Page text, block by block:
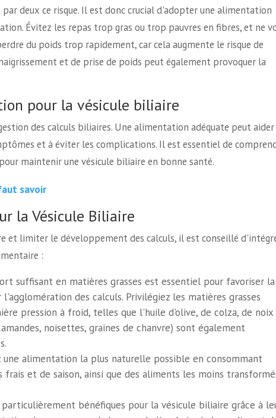
deux ce risque. Il est donc crucial d'adopter une alimentation
Évitez les repas trop gras ou trop pauvres en fibres, et ne
du poids trop rapidement, car cela augmente le risque de
et de prise de poids peut également provoquer la
pour la vésicule biliaire
des calculs biliaires. Une alimentation adéquate peut aider
et à éviter les complications. Il est essentiel de
maintenir une vésicule biliaire en bonne santé.
savoir
la Vésicule Biliaire
et limiter le développement des calculs, il est conseillé
:
suffisant en matières grasses est essentiel pour favoriser la
des calculs. Privilégiez les matières grasses
pression à froid, telles que l'huile d'olive, de colza, de noix
noisettes, graines de chanvre) sont également
alimentation la plus naturelle possible en consommant
et de saison, ainsi que des aliments les moins
bénéfiques pour la vésicule biliaire grâce à